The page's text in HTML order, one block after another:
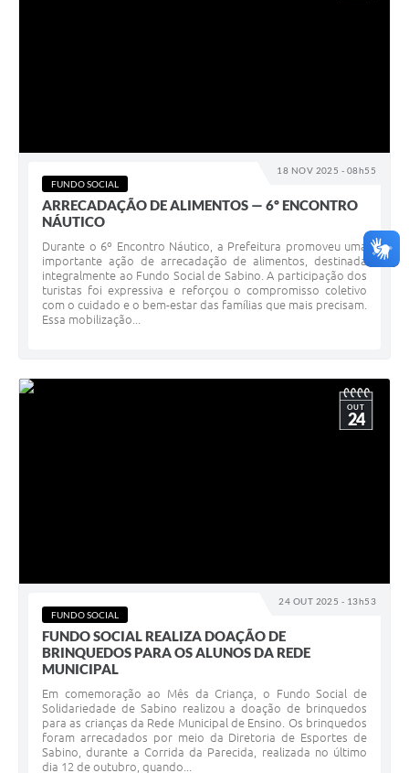
18 NOV 2025 - 08h55
FUNDO SOCIAL
ARRECADAÇÃO DE ALIMENTOS — 6º ENCONTRO
NÁUTICO
Durante o 6º Encontro Náutico, a Prefeitura promoveu uma
importante ação de arrecadação de alimentos, destinada
integralmente ao Fundo Social de Sabino. A participação dos
turistas foi expressiva e reforçou o compromisso coletivo
com o cuidado e o bem-estar das famílias que mais precisam.
Essa mobilização...
24 OUT 2025 - 13h53
OUT
24
FUNDO SOCIAL
FUNDO SOCIAL REALIZA DOAÇÃO DE
BRINQUEDOS PARA OS ALUNOS DA REDE
MUNICIPAL
Em comemoração ao Mês da Criança, o Fundo Social de
Solidariedade de Sabino realizou a doação de brinquedos
para as crianças da Rede Municipal de Ensino. Os brinquedos
foram arrecadados por meio da Diretoria de Esportes de
Sabino, durante a Corrida da Parecida, realizada no último
dia 12 de outubro, quando...